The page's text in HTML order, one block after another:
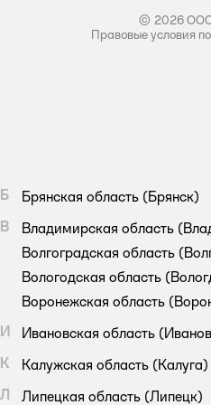
© 2026
Правовые условия
Б Брянская область (Брянск)
В
Владимирская область
Волгоградская область
Вологодская область
Воронежская область
И
Ивановская область
К
Калужская область (Калуга)
Л
Липецкая область (Липецк)